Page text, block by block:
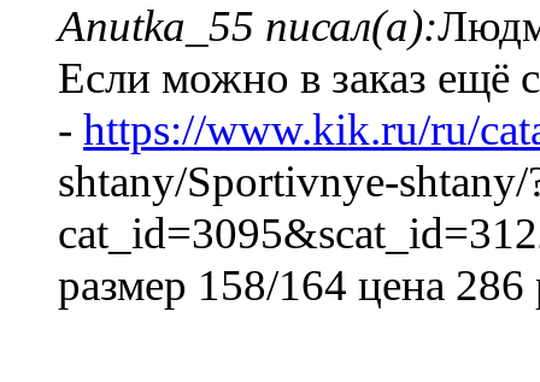
Anutka_55 писал(а):
Если можно в заказ ещё
- https://www.kik.ru/ru/
shtany/Sportivnye-shtany/
размер 158/164 цена 286